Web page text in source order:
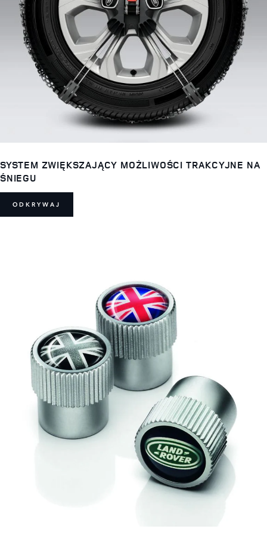
SYSTEM ZWIĘKSZAJĄCY MOŻLIWOŚCI TRAKCYJNE NA
ŚNIEGU
ODKRYWAJ